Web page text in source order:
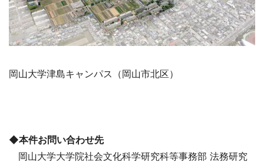
岡山大学津島キャンパス（岡山市北区）
◆本件お問い合わせ先
岡山大学大学院社会文化科学研究科等事務部 法務研究